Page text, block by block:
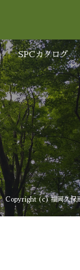
SPCカタログ
Copyright (c) 福岡久保